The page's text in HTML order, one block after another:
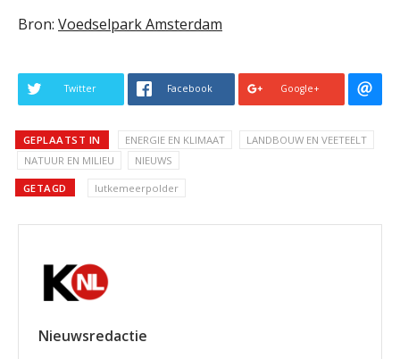
Bron: Voedselpark Amsterdam
Twitter Facebook Google+
GEPLAATST IN ENERGIE EN KLIMAAT
LANDBOUW EN VEETEELT
NATUUR EN MILIEU
NIEUWS
GETAGD lutkemeerpolder
Nieuwsredactie